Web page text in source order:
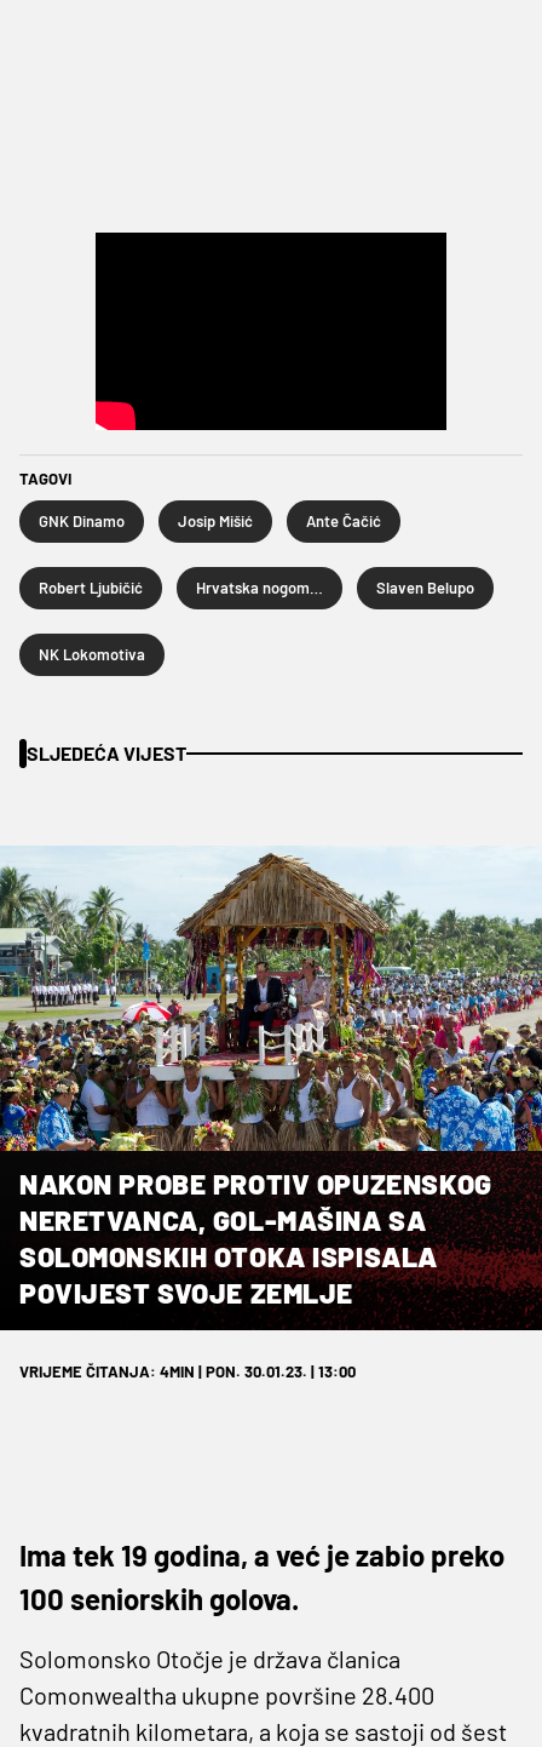
TAGOVI
GNK Dinamo Josip Mišić Ante Čačić
Robert Ljubičić Slaven Belupo
NK Lokomotiva
SLJEDEĆA VIJEST
NAKON PROBE PROTIV OPUZENSKOG
NERETVANCA, GOL-MAŠINA SA
SOLOMONSKIH OTOKA ISPISALA
POVIJEST SVOJE ZEMLJE
VRIJEME ČITANJA: 4MIN | PON. 30.01.23. | 13:00
Ima tek 19 godina, a već je zabio preko
100 seniorskih golova.
Solomonsko Otočje je država članica
Comonwealtha ukupne površine 28.400
kvadratnih kilometara, a koja se sastoji od šest